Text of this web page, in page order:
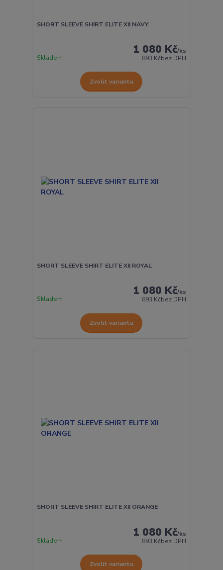
SHORT SLEEVE SHIRT ELITE XII NAVY
1 080 Kč/ks
893 Kčbez DPH
Skladem
Zvolit variantu
SHORT SLEEVE SHIRT ELITE XII ROYAL
1 080 Kč/ks
893 Kčbez DPH
Skladem
Zvolit variantu
SHORT SLEEVE SHIRT ELITE XII ORANGE
1 080 Kč/ks
893 Kčbez DPH
Skladem
Zvolit variantu